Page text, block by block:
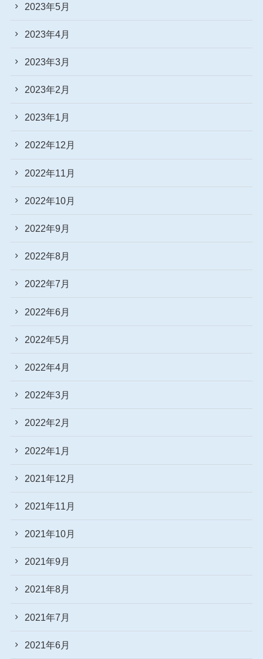
2023年5月
2023年4月
2023年3月
2023年2月
2023年1月
2022年12月
2022年11月
2022年10月
2022年9月
2022年8月
2022年7月
2022年6月
2022年5月
2022年4月
2022年3月
2022年2月
2022年1月
2021年12月
2021年11月
2021年10月
2021年9月
2021年8月
2021年7月
2021年6月